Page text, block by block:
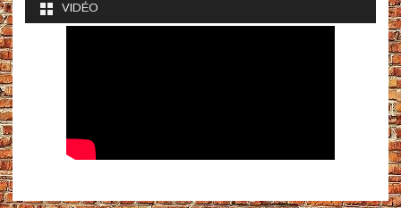
VIDÉO